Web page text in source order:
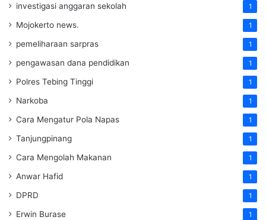
investigasi anggaran sekolah 1
Mojokerto news. 1
pemeliharaan sarpras 1
pengawasan dana pendidikan 1
Polres Tebing Tinggi 1
Narkoba 1
Cara Mengatur Pola Napas 1
Tanjungpinang 1
Cara Mengolah Makanan 1
Anwar Hafid 1
DPRD 1
Erwin Burase 1